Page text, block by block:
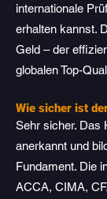
internationale
erhalten kannst.
Geld – der
globalen Top-
Wie sicher ist
Sehr sicher. Das
anerkannt und
Fundament. Die
ACCA, CIMA,